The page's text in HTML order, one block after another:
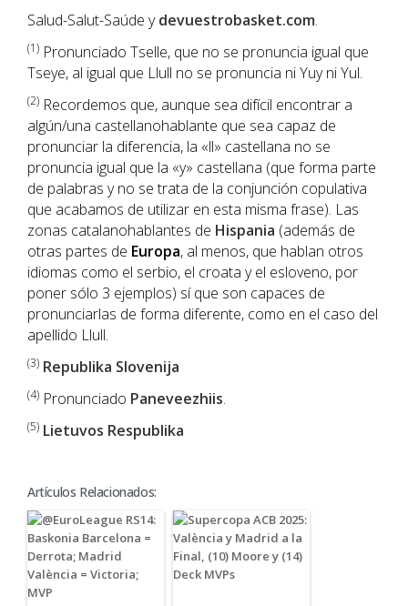
Salud-Salut-Saúde ydevuestrobasket.com.
(1) Pronunciado Tselle, que no se pronuncia igual que
Tseye, al igual que Llull no se pronuncia ni Yuy ni Yul.
(2) Recordemos que, aunque sea difícil encontrar a
algún/una castellanohablante que sea capaz de
pronunciar la diferencia, la «ll» castellana no se
pronuncia igual que la «y» castellana (que forma parte
de palabras y no se trata de la conjunción copulativa
que acabamos de utilizar en esta misma frase). Las
zonas catalanohablantes de Hispania (además de
otras partes de Europa, al menos, que hablan otros
idiomas como el serbio, el croata y el esloveno, por
poner sólo 3 ejemplos) sí que son capaces de
pronunciarlas de forma diferente, como en el caso del
apellido Llull.
(3) Republika Slovenija
(4) Pronunciado Paneveezhiis.
(5) Lietuvos Respublika
Artículos Relacionados: